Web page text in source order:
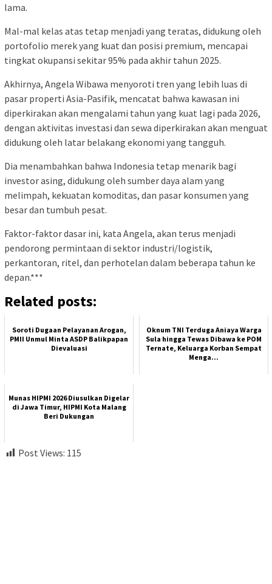
lama.
Mal-mal kelas atas tetap menjadi yang teratas, didukung oleh
portofolio merek yang kuat dan posisi premium, mencapai
tingkat okupansi sekitar 95% pada akhir tahun 2025.
Akhirnya, Angela Wibawa menyoroti tren yang lebih luas di
pasar properti Asia-Pasifik, mencatat bahwa kawasan ini
diperkirakan akan mengalami tahun yang kuat lagi pada 2026,
dengan aktivitas investasi dan sewa diperkirakan akan menguat
didukung oleh latar belakang ekonomi yang tangguh.
Dia menambahkan bahwa Indonesia tetap menarik bagi
investor asing, didukung oleh sumber daya alam yang
melimpah, kekuatan komoditas, dan pasar konsumen yang
besar dan tumbuh pesat.
Faktor-faktor dasar ini, kata Angela, akan terus menjadi
pendorong permintaan di sektor industri/logistik,
perkantoran, ritel, dan perhotelan dalam beberapa tahun ke
depan.***
Related posts:
Soroti Dugaan Pelayanan Arogan,
PMII Unmul Minta ASDP Balikpapan
Dievaluasi
Oknum TNI Terduga Aniaya Warga
Sula hingga Tewas Dibawa ke POM
Ternate, Keluarga Korban Sempat
Menga...
Munas HIPMI 2026 Diusulkan Digelar
di Jawa Timur, HIPMI Kota Malang
Beri Dukungan
Post Views: 115